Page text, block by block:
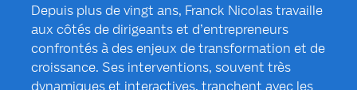
Depuis plus de vingt ans, Franck Nicolas travaille
aux côtés de dirigeants et d’entrepreneurs
confrontés à des enjeux de transformation et de
croissance. Ses interventions, souvent très